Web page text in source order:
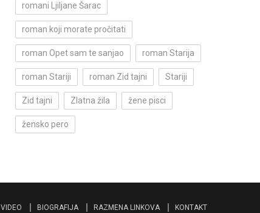
romani Ljiljane Šarac
roman koji morate pročitati
roman Opet sam te sanjao roman Starija
roman Stariji roman Zid tajni Stariji
Zid tajni Zlatna žila žene pisci
žensko pero
VIDEO BIOGRAFIJA RAZMENA LINKOVA KONTAKT